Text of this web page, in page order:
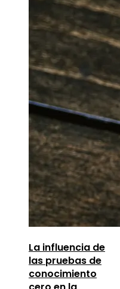
La influencia de
las pruebas de
conocimiento